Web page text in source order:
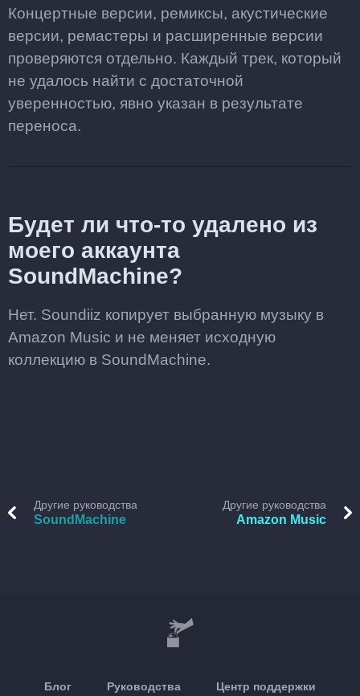
Концертные версии, ремиксы, акустические
версии, ремастеры и расширенные версии
проверяются отдельно. Каждый трек, который
не удалось найти с достаточной
уверенностью, явно указан в результате
переноса.
Будет ли что-то удалено из
моего аккаунта
SoundMachine?
Нет. Soundiiz копирует выбранную музыку в
Amazon Music и не меняет исходную
коллекцию в SoundMachine.
Другие руководства
SoundMachine
Другие руководства
Amazon Music
Блог Руководства Центр поддержки